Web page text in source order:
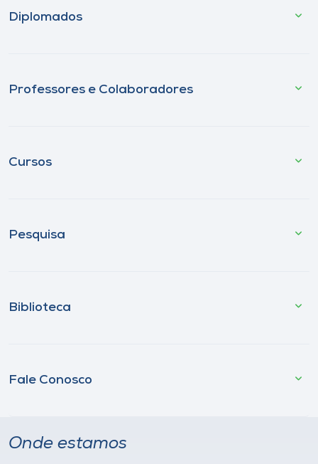
Diplomados
Professores e Colaboradores
Cursos
Pesquisa
Biblioteca
Fale Conosco
Onde estamos